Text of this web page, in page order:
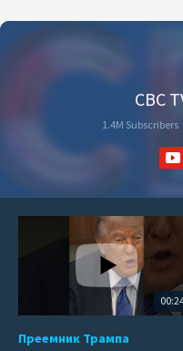
CBC
1.4M Subscribers
Преемник Трампа